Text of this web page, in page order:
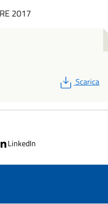
2017
PDF
Scarica
LinkedIn